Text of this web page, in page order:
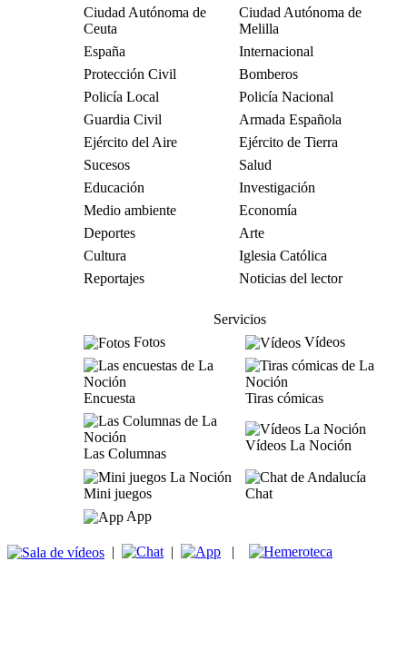
Ciudad Autónoma de
Ceuta
Ciudad Autónoma de
Melilla
España
Internacional
Protección Civil
Bomberos
Policía Local
Policía Nacional
Guardia Civil
Armada Española
Ejército del Aire
Ejército de Tierra
Sucesos
Salud
Educación
Investigación
Medio ambiente
Economía
Deportes
Arte
Cultura
Iglesia Católica
Reportajes
Noticias del lector
Servicios
Fotos
Vídeos
Encuesta Tiras cómicas
Las Columnas
Vídeos La Noción
Mini juegos
Chat
App
| | |